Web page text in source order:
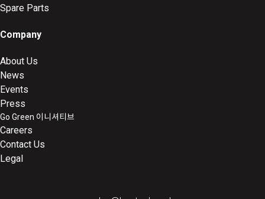
Spare Parts
Company
About Us
News
Events
Press
Go Green 이니셔티브
Careers
Contact Us
Legal